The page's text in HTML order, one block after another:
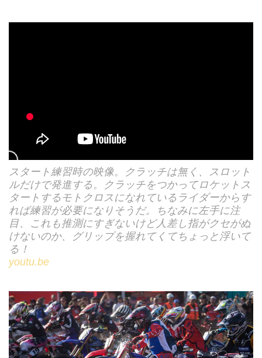
スタート練習時の映像。クラッチは無く、スロット
ルだけで発進する。クラッチをつかってロケットス
タートするモトクロスになれているライダーからす
れば練習が必要になりそうだ。ちなみに左手に注
目、これも推測にすぎないけど人差し指がクセがぬ
けないのか、グリップを握れてくてちょっと浮いて
る！
youtu.be